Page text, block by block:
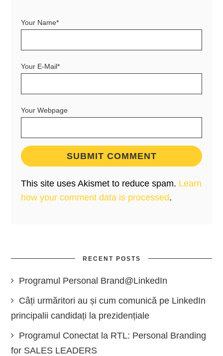
Your Name*
Your E-Mail*
Your Webpage
This site uses Akismet to reduce spam. Learn
how your comment data is processed.
RECENT POSTS
Programul Personal Brand@LinkedIn
Câți urmăritori au și cum comunică pe LinkedIn
principalii candidați la prezidențiale
Programul Conectat la RTL: Personal Branding
for SALES LEADERS